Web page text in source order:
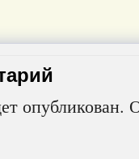
опубликован.